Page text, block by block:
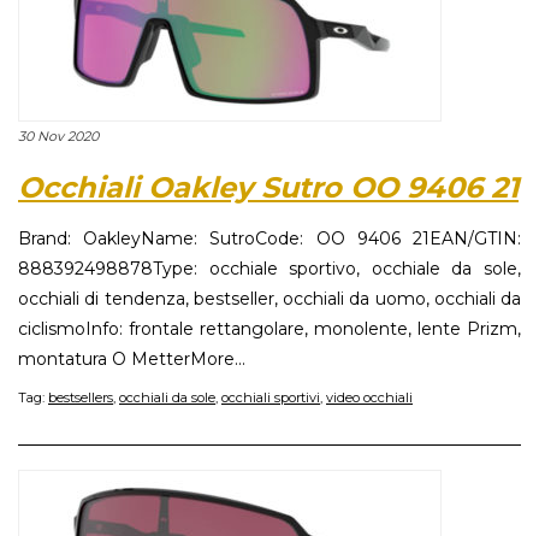
30 Nov 2020
Occhiali Oakley Sutro OO 9406 21
Brand: OakleyName: SutroCode: OO 9406 21EAN/GTIN:
888392498878Type: occhiale sportivo, occhiale da sole,
occhiali di tendenza, bestseller, occhiali da uomo, occhiali da
ciclismoInfo: frontale rettangolare, monolente, lente Prizm,
montatura O MetterMore...
Tag: bestsellers occhiali da sole occhiali sportivi video occhiali